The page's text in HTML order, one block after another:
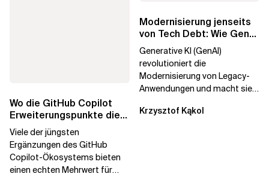
Wo die GitHub Copilot
Erweiterungspunkte die
Governance brechen
Viele der jüngsten
Ergänzungen des GitHub
Copilot-Ökosystems bieten
einen echten Mehrwert für
Modernisierung jenseits
von Tech Debt: Wie GenAI
die
Generative KI (GenAI)
revolutioniert die
Modernisierung von Legacy-
Anwendungen und macht sie
Durch die Automatisierung...
Krzysztof Kąkol